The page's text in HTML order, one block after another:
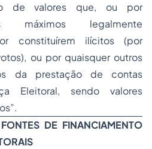
de valores que, ou por
máximos legalmente
constituírem ilícitos (por
ou por quaisquer outros
da prestação de contas
Eleitoral, sendo valores
DE FINANCIAMENTO